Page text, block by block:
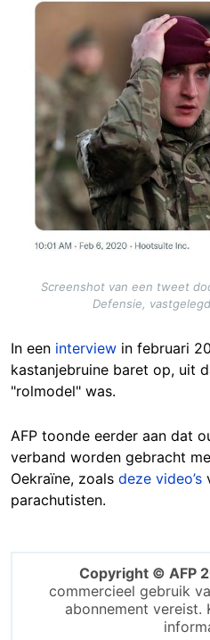
Screenshot van een tweet
Defensie,
In een interview in februari
kastanjebruine baret op, uit
"rolmodel" was.
AFP toonde eerder aan dat
verband worden gebracht
Oekraïne, zoals deze video’s
parachutisten.
Copyright © AFP
commercieel gebruik
abonnement vereist.